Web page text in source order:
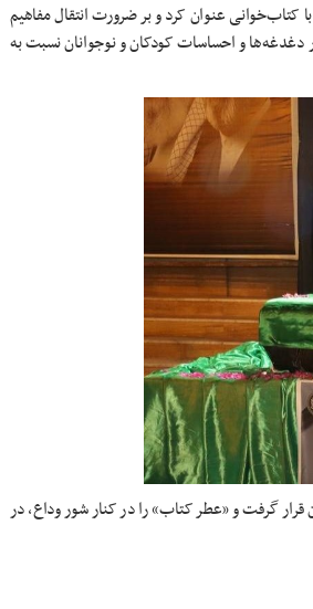
کتاب‌خوانی عنوان کرد و بر ضرورت انتقال مفاهیم
دغدغه‌ها و احساسات کودکان و نوجوانان نسبت به
گرفت و «عطر کتاب» را در کنار شور وداع، در